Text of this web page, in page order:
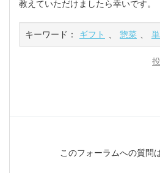
教えていただけましたら幸いです。
キーワード： ギフト 、 惣菜 、
このフォーラムへの質問